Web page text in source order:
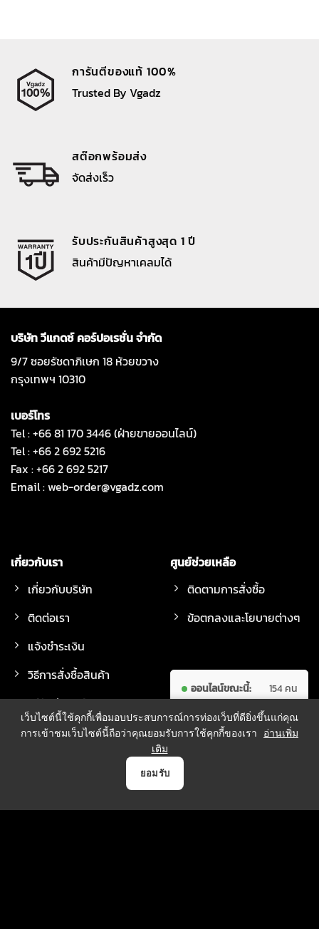
การันตีของแท้ 100%
Trusted By Vgadz
สต๊อกพร้อมส่ง
จัดส่งเร็ว
รับประกันสินค้าสูงสุด 1 ปี
สินค้ามีปัญหาเคลมได้
บริษัท วีแกดซ์ คอร์ปอเรชั่น จำกัด
9/7 ซอยรัชดาภิเษก 18 ห้วยขวาง
กรุงเทพฯ 10310
เบอร์โทร
Tel : +66 81 170 3446 (ฝ่ายขายออนไลน์)
Tel : +66 2 692 5216
Fax : +66 2 692 5217
Email :web-order@vgadz.com
เกี่ยวกับเรา
เกี่ยวกับบริษัท
ติดต่อเรา
แจ้งชำระเงิน
วิธีการสั่งซื้อสินค้า
วิธีจัดส่งสินค้า
ศูนย์ช่วยเหลือ
ติดตามการสั่งซื้อ
ข้อตกลงและโยบายต่างๆ
ออนไลน์ขณะนี้:
154 คน
ทั้งหมด:
7,626,384
คน
เว็บไซต์นี้ใช้คุกกี้เพื่อมอบประสบการณ์การท่องเว็บที่ดียิ่งขึ้นแก่คุณ
การเข้าชมเว็บไซต์นี้ถือว่าคุณยอมรับการใช้คุกกี้ของเรา
อ่านเพิ่ม
เติม
ยอมรับ